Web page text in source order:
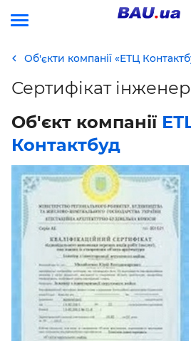
Об'єкти компанії «ЕТЦ
Сертифікат
Об'єкт компанії
Контактбуд